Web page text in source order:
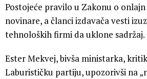
Postojeće pravilo u Zakonu o
novinare, a članci izdavača vesti
tehnoloških firmi da uklone sadržaj.
Ester Mekvej, bivša ministarka,
Laburističku partiju, upozorivši na